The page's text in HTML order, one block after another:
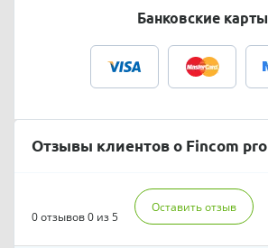
Банковские карты
Отзывы клиентов о Fincom pro
0 отзывов0 из 5
Оставить отзыв